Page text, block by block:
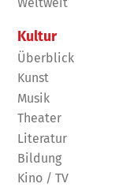
Weltweit
Kultur
Überblick
Kunst
Musik
Theater
Literatur
Bildung
Kino / TV